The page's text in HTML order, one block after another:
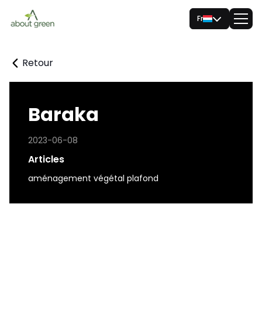
Fr
Retour
Baraka
2023-06-08
Articles
aménagement végétal plafond